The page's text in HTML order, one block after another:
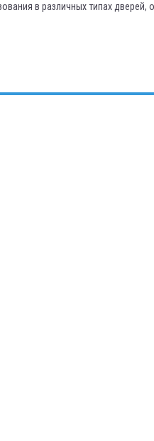
в различных типах дверей,